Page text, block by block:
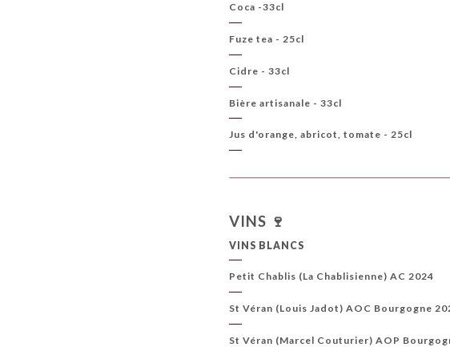
Coca -33cl
Fuze tea - 25cl
Cidre - 33cl
Bière artisanale - 33cl
Jus d'orange, abricot, tomate - 25cl
VINS 🍷
VINS BLANCS
Petit Chablis (La Chablisienne) AC 2024
St Véran (Louis Jadot) AOC Bourgogne
St Véran (Marcel Couturier) AOP